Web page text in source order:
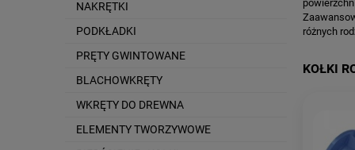
NAKRĘTKI
PODKŁADKI
PRĘTY GWINTOWANE
BLACHOWKRĘTY
WKRĘTY DO DREWNA
ELEMENTY TWORZYWOWE
różnych
KOŁKI